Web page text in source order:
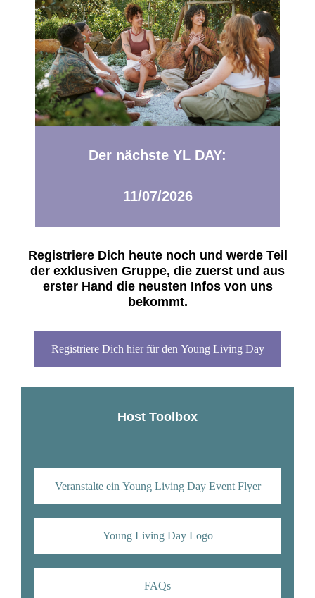
Der nächste YL DAY:
11/07/2026
Registriere Dich heute noch und werde Teil
der exklusiven Gruppe, die zuerst und aus
erster Hand die neusten Infos von uns
bekommt.
Registriere Dich hier für den Young Living Day
Host Toolbox
Veranstalte ein Young Living Day Event Flyer
Young Living Day Logo
FAQs